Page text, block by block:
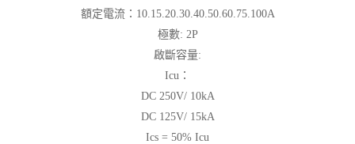
額定電流：10.15.20.30.40.50.60.75.100A
極數: 2P
啟斷容量:
Icu：
DC 250V/ 10kA
DC 125V/ 15kA
Ics = 50% Icu